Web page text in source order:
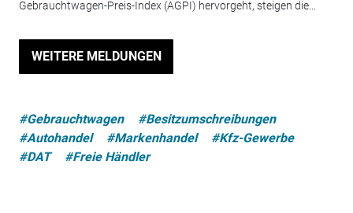
Gebrauchtwagen-Preis-Index (AGPI) hervorgeht, steigen die...
WEITERE MELDUNGEN
#Gebrauchtwagen
#Besitzumschreibungen
#Autohandel
#Markenhandel
#Kfz-Gewerbe
#DAT
#Freie Händler